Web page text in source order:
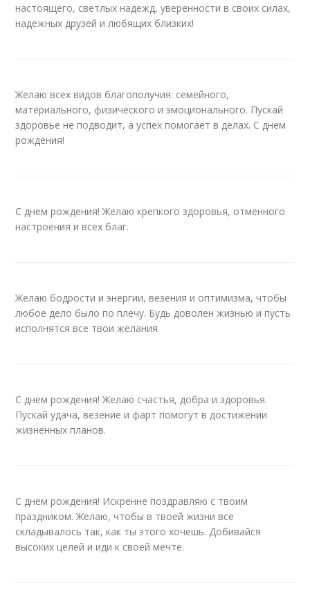
настоящего, светлых надежд, уверенности в своих силах,
надежных друзей и любящих близких!
Желаю всех видов благополучия: семейного,
материального, физического и эмоционального. Пускай
здоровье не подводит, а успех помогает в делах. С днем
рождения!
С днем рождения! Желаю крепкого здоровья, отменного
настроения и всех благ.
Желаю бодрости и энергии, везения и оптимизма, чтобы
любое дело было по плечу. Будь доволен жизнью и пусть
исполнятся все твои желания.
С днем рождения! Желаю счастья, добра и здоровья.
Пускай удача, везение и фарт помогут в достижении
жизненных планов.
С днем рождения! Искренне поздравляю с твоим
праздником. Желаю, чтобы в твоей жизни все
складывалось так, как ты этого хочешь. Добивайся
высоких целей и иди к своей мечте.